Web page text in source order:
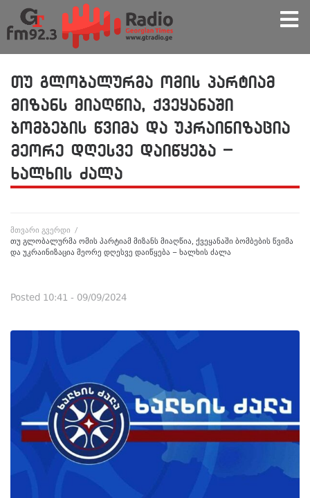
თუ გლობალურმა ომის პარტიამ
მიზანს მიაღწია, ქვეყანაში
ბომბების წვიმა და უკრაინიზაცია
მეორე დღესვე დაიწყება –
ხალხის ძალა
მთვარი გვერდი /
თუ გლობალურმა ომის პარტიამ მიზანს მიაღწია, ქვეყანაში ბომბების წვიმა
და უკრაინიზაცია მეორე დღესვე დაიწყება – ხალხის ძალა
Posted 10:41 - 09/09/2024